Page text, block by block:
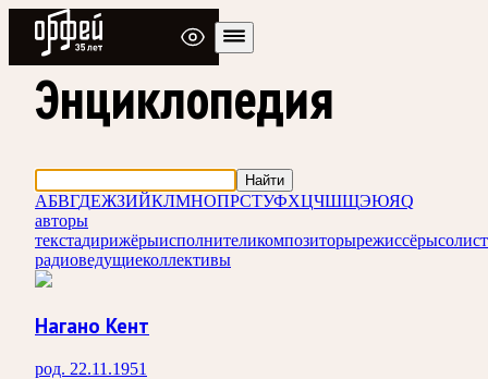
Радио Орфей
Энциклопедия
Найти
АБВГДЕЖЗИЙКЛМНОПРСТУФХЦЧШЩЭЮЯQ
авторы
текстадирижёрыисполнителикомпозиторырежиссёры
радиоведущиеколлективы
Нагано Кент
род. 22.11.1951